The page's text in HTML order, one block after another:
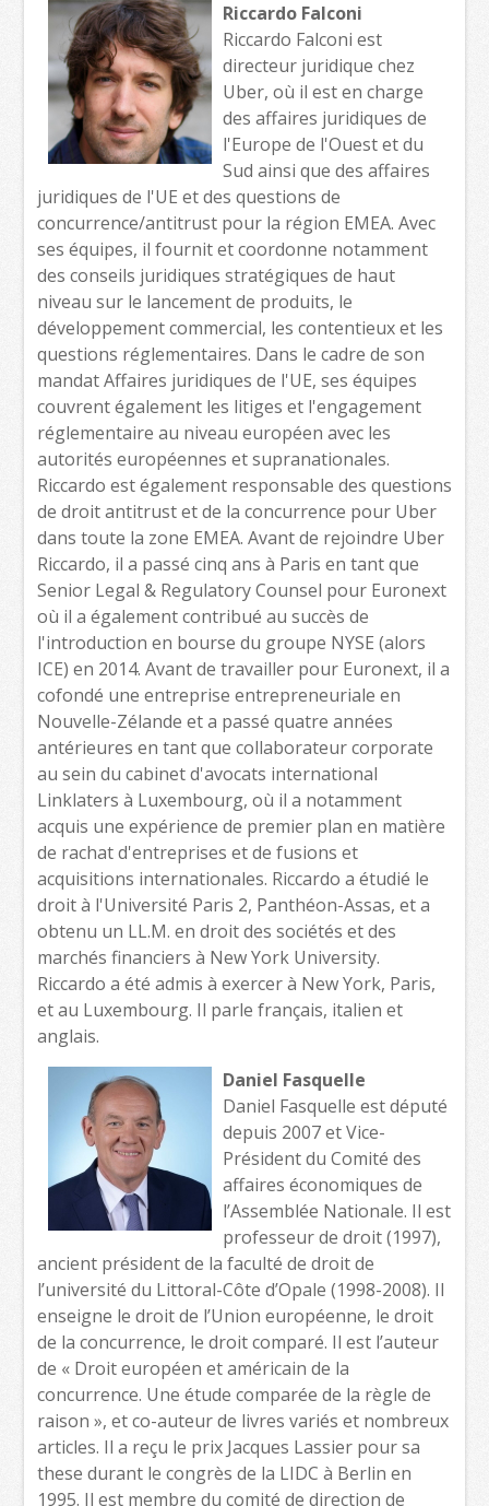
Riccardo Falconi
Riccardo Falconi est
directeur juridique chez
Uber, où il est en charge
des affaires juridiques de
l'Europe de l'Ouest et du
Sud ainsi que des affaires
juridiques de l'UE et des questions de
concurrence/antitrust pour la région EMEA. Avec
ses équipes, il fournit et coordonne notamment
des conseils juridiques stratégiques de haut
niveau sur le lancement de produits, le
développement commercial, les contentieux et les
questions réglementaires. Dans le cadre de son
mandat Affaires juridiques de l'UE, ses équipes
couvrent également les litiges et l'engagement
réglementaire au niveau européen avec les
autorités européennes et supranationales.
Riccardo est également responsable des questions
de droit antitrust et de la concurrence pour Uber
dans toute la zone EMEA. Avant de rejoindre Uber
Riccardo, il a passé cinq ans à Paris en tant que
Senior Legal & Regulatory Counsel pour Euronext
où il a également contribué au succès de
l'introduction en bourse du groupe NYSE (alors
ICE) en 2014. Avant de travailler pour Euronext, il a
cofondé une entreprise entrepreneuriale en
Nouvelle-Zélande et a passé quatre années
antérieures en tant que collaborateur corporate
au sein du cabinet d'avocats international
Linklaters à Luxembourg, où il a notamment
acquis une expérience de premier plan en matière
de rachat d'entreprises et de fusions et
acquisitions internationales. Riccardo a étudié le
droit à l'Université Paris 2, Panthéon-Assas, et a
obtenu un LL.M. en droit des sociétés et des
marchés financiers à New York University.
Riccardo a été admis à exercer à New York, Paris,
et au Luxembourg. Il parle français, italien et
anglais.
Daniel Fasquelle
Daniel Fasquelle est député
depuis 2007 et Vice-
Président du Comité des
affaires économiques de
l’Assemblée Nationale. Il est
professeur de droit (1997),
ancient président de la faculté de droit de
l’université du Littoral-Côte d’Opale (1998-2008). Il
enseigne le droit de l’Union européenne, le droit
de la concurrence, le droit comparé. Il est l’auteur
de « Droit européen et américain de la
concurrence. Une étude comparée de la règle de
raison », et co-auteur de livres variés et nombreux
articles. Il a reçu le prix Jacques Lassier pour sa
these durant le congrès de la LIDC à Berlin en
1995. Il est membre du comité de direction de